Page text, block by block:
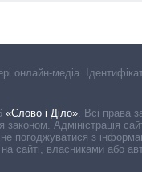
онлайн-медіа.
«Слово і Діло» Всі права
законом. Адміністрація
погоджуватися з
сайті, власниками або